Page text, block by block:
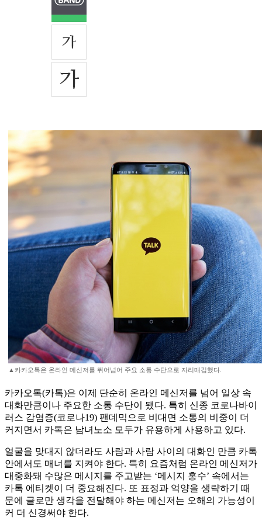
▲카카오톡은 온라인 메신저를 뛰어넘어 주요 소통 수단으로 자리매김했다.
카카오톡(카톡)은 이제 단순히 온라인 메신저를 넘어 일상 속
대화만큼이나 주요한 소통 수단이 됐다. 특히 신종 코로나바이
러스 감염증(코로나19) 팬데믹으로 비대면 소통의 비중이 더
커지면서 카톡은 남녀노소 모두가 유용하게 사용하고 있다.
얼굴을 맞대지 않더라도 사람과 사람 사이의 대화인 만큼 카톡
안에서도 매너를 지켜야 한다. 특히 요즘처럼 온라인 메신저가
대중화돼 수많은 메시지를 주고받는 ‘메시지 홍수’ 속에서는
카톡 에티켓이 더 중요해진다. 또 표정과 억양을 생략하기 때
문에 글로만 생각을 전달해야 하는 메신저는 오해의 가능성이
커 더 신경써야 한다.